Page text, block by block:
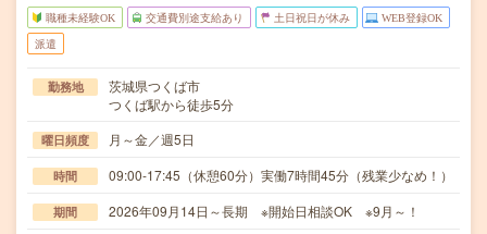
職種未経験OK 交通費別途支給あり 土日祝日が休み WEB登録OK
派遣
勤務地
茨城県つくば市
つくば駅から徒歩5分
曜日頻度 月～金／週5日
時間 09:00-17:45（休憩60分）実働7時間45分（残業少なめ！）
期間 2026年09月14日～長期 ※開始日相談OK ※9月～！